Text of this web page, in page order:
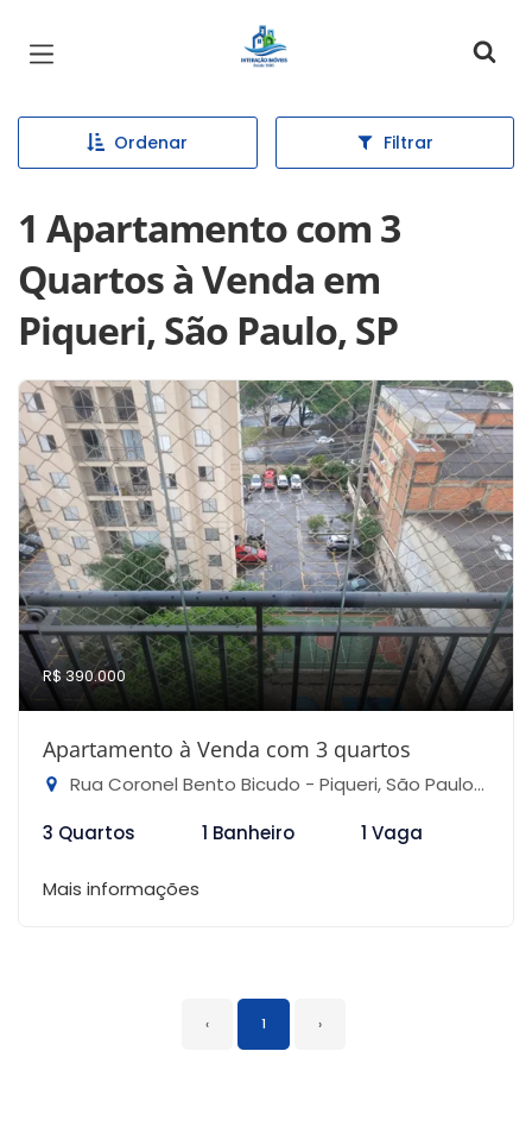
Página inicial
Ordenar Filtrar
1 Apartamento com 3
Quartos à Venda em
Piqueri, São Paulo, SP
R$ 390.000
Apartamento à Venda com 3 quartos
Rua Coronel Bento Bicudo - Piqueri, São Paulo-SP
3 Quartos
1 Banheiro 1 Vaga
Mais informações
‹ 1 ›